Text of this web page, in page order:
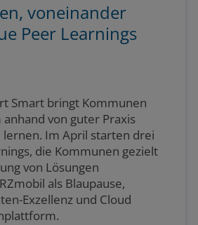
voneinander
Peer Learnings
Smart bringt Kommunen
von guter Praxis
lernen. Im April starten drei
die Kommunen gezielt
von Lösungen
als Blaupause,
Exzellenz und Cloud